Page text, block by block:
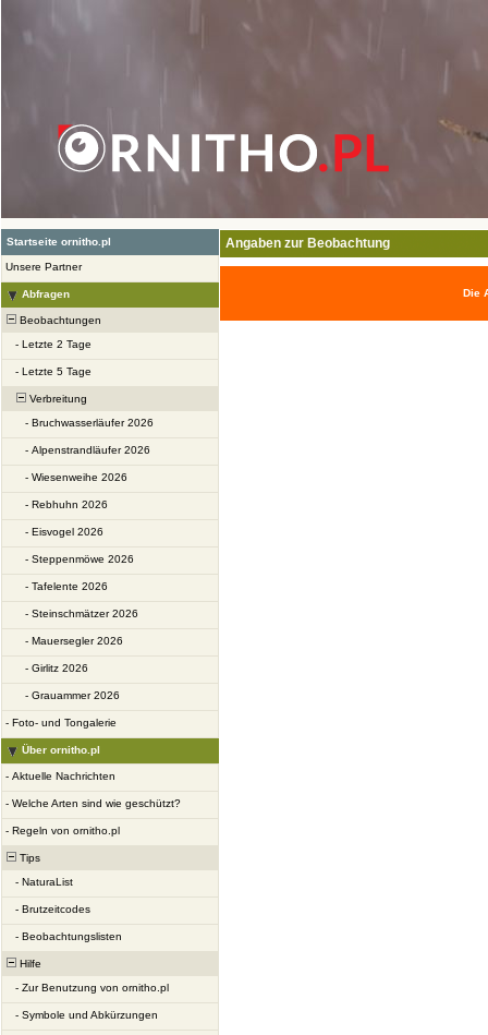
Startseite ornitho.pl
Unsere Partner
Abfragen
Beobachtungen
- Letzte 2 Tage
- Letzte 5 Tage
Verbreitung
- Bruchwasserläufer 2026
- Alpenstrandläufer 2026
- Wiesenweihe 2026
- Rebhuhn 2026
- Eisvogel 2026
- Steppenmöwe 2026
- Tafelente 2026
- Steinschmätzer 2026
- Mauersegler 2026
- Girlitz 2026
- Grauammer 2026
- Foto- und Tongalerie
Über ornitho.pl
- Aktuelle Nachrichten
- Welche Arten sind wie geschützt?
- Regeln von ornitho.pl
Tips
- NaturaList
- Brutzeitcodes
- Beobachtungslisten
Hilfe
- Zur Benutzung von ornitho.pl
- Symbole und Abkürzungen
Angaben zur Beobachtung
Die